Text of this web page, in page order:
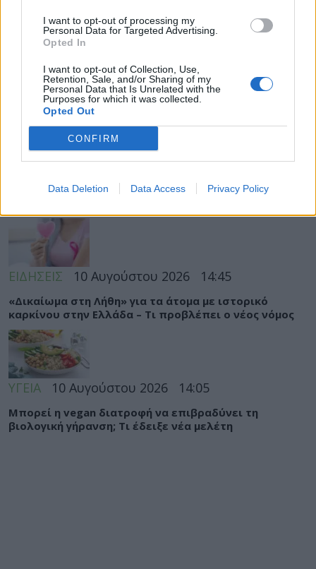
I want to opt-out of processing my
Personal Data for Targeted Advertising.
Opted In
I want to opt-out of Collection, Use,
Retention, Sale, and/or Sharing of my
Personal Data that Is Unrelated with the
Purposes for which it was collected.
Opted Out
CONFIRM
Data Deletion Data Access Privacy Policy
ΡΟΗ ΕΙΔΗΣΕΩΝ
ΔΙΑΤΡΟΦΗ 10 Αυγούστου 2026 15:34
«Έχω πάθηση του θυρεοειδούς, τι πρέπει να τρώω;»
ΕΙΔΗΣΕΙΣ 10 Αυγούστου 2026 14:45
«Δικαίωμα στη Λήθη» για τα άτομα με ιστορικό
καρκίνου στην Ελλάδα – Τι προβλέπει ο νέος νόμος
ΥΓΕΙΑ 10 Αυγούστου 2026 14:05
Μπορεί η vegan διατροφή να επιβραδύνει τη
βιολογική γήρανση; Τι έδειξε νέα μελέτη